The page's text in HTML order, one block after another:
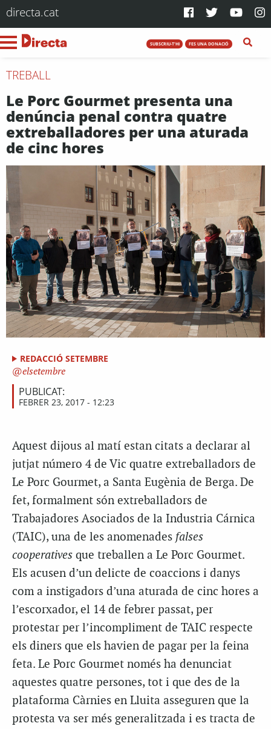
directa.cat
SUBSCRIU-T'HI FES UNA DONACIÓ
TREBALL
Le Porc Gourmet presenta una
denúncia penal contra quatre
extreballadores per una aturada
de cinc hores
REDACCIÓ SETEMBRE
elsetembre
PUBLICAT:
FEBRER 23, 2017 - 12:23
Aquest dijous al matí estan citats a declarar al
jutjat número 4 de Vic quatre extreballadors de
Le Porc Gourmet, a Santa Eugènia de Berga. De
fet, formalment són extreballadors de
Trabajadores Asociados de la Industria Cárnica
(TAIC), una de les anomenades falses
cooperatives que treballen a Le Porc Gourmet.
Els acusen d’un delicte de coaccions i danys
com a instigadors d’una aturada de cinc hores a
l’escorxador, el 14 de febrer passat, per
protestar per l’incompliment de TAIC respecte
els diners que els havien de pagar per la feina
feta. Le Porc Gourmet només ha denunciat
aquestes quatre persones, tot i que des de la
plataforma Càrnies en Lluita asseguren que la
protesta va ser més generalitzada i es tracta de